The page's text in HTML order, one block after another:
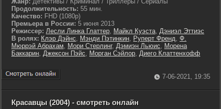
Продолжительность: 55 мин.
Качество: FHD (1080p)
Премьера в России: 5 июня 2013
Режиссер: Лесли Линка Глаттер, Майкл Куэста, Дэниэл Эттиэс
В ролях: Клэр Дэйнс, Мэнди Пэтинкин, Руперт Френд, Ф.
Мюррэй Абрахам, Мори Стерлинг, Дэмиэн Льюис, Морена
Баккарин, Джексон Пэйс, Морган Сэйлор, Диего Клаттенхофф
7-06-2021, 19:35
Красавцы (2004) - смотреть онлайн